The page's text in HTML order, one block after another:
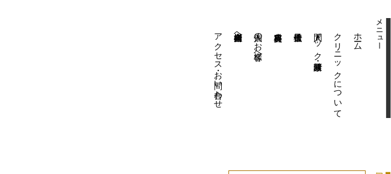
アクセス・お問い合わせ 企業内担当者様へ 個人のお客様へ 人間ドック・健康診断 クリニックについて ホーム